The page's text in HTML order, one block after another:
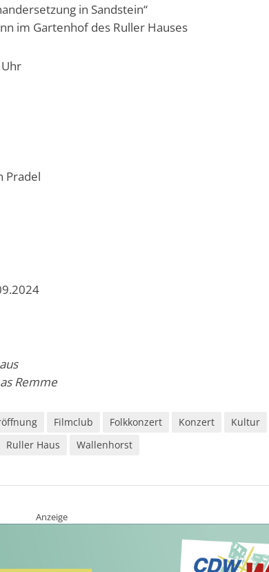
in Sandstein“
im Gartenhof des Ruller Hauses
Pradel
Remme
Filmclub Folkkonzert Konzert
Kultur
Ruller Haus Wallenhorst
Anzeige